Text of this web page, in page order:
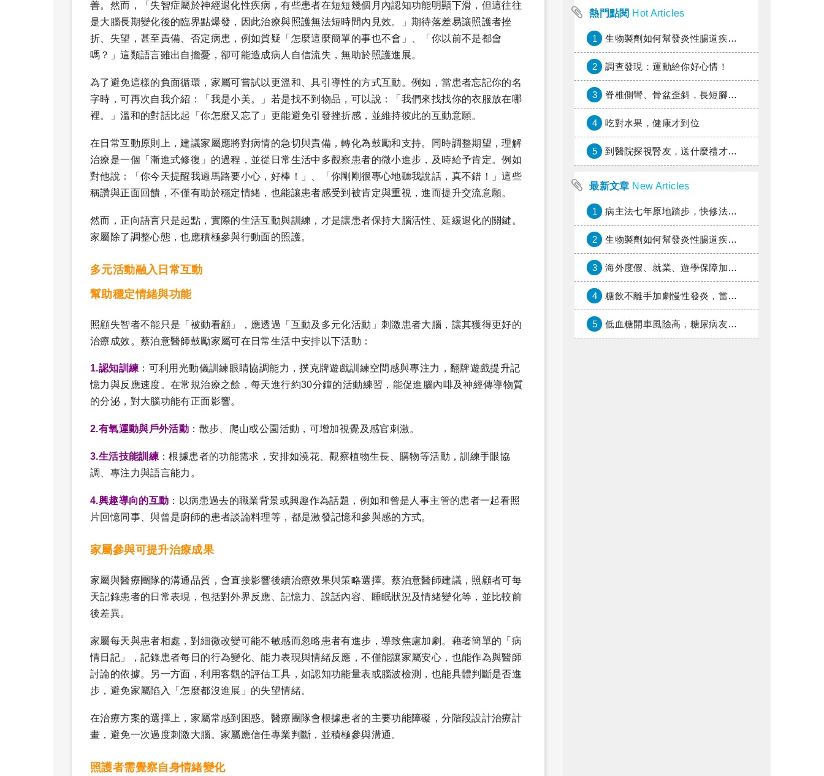
善。然而，「失智症屬於神經退化性疾病，有些患者在短短幾個月內認知功能明顯下滑，但這往往
是大腦長期變化後的臨界點爆發，因此治療與照護無法短時間內見效。」期待落差易讓照護者挫
折、失望，甚至責備、否定病患，例如質疑「怎麼這麼簡單的事也不會」、「你以前不是都會
嗎？」這類語言雖出自擔憂，卻可能造成病人自信流失，無助於照護進展。
為了避免這樣的負面循環，家屬可嘗試以更溫和、具引導性的方式互動。例如，當患者忘記你的名
字時，可再次自我介紹：「我是小美。」若是找不到物品，可以說：「我們來找找你的衣服放在哪
裡。」溫和的對話比起「你怎麼又忘了」更能避免引發挫折感，並維持彼此的互動意願。
在日常互動原則上，建議家屬應將對病情的急切與責備，轉化為鼓勵和支持。同時調整期望，理解
治療是一個「漸進式修復」的過程，並從日常生活中多觀察患者的微小進步，及時給予肯定。例如
對他說：「你今天提醒我過馬路要小心，好棒！」、「你剛剛很專心地聽我說話，真不錯！」這些
稱讚與正面回饋，不僅有助於穩定情緒，也能讓患者感受到被肯定與重視，進而提升交流意願。
然而，正向語言只是起點，實際的生活互動與訓練，才是讓患者保持大腦活性、延緩退化的關鍵。
家屬除了調整心態，也應積極參與行動面的照護。
多元活動融入日常互動
幫助穩定情緒與功能
照顧失智者不能只是「被動看顧」，應透過「互動及多元化活動」刺激患者大腦，讓其獲得更好的
治療成效。蔡泊意醫師鼓勵家屬可在日常生活中安排以下活動：
1.認知訓練：可利用光動儀訓練眼睛協調能力，撲克牌遊戲訓練空間感與專注力，翻牌遊戲提升記
憶力與反應速度。在常規治療之餘，每天進行約30分鐘的活動練習，能促進腦內啡及神經傳導物質
的分泌，對大腦功能有正面影響。
2.有氧運動與戶外活動 ：散步、爬山或公園活動，可增加視覺及感官刺激。
3.生活技能訓練 ：根據患者的功能需求，安排如澆花、觀察植物生長、購物等活動，訓練手眼協
調、專注力與語言能力。
4.興趣導向的互動 ：以病患過去的職業背景或興趣作為話題，例如和曾是人事主管的患者一起看照
片回憶同事、與曾是廚師的患者談論料理等，都是激發記憶和參與感的方式。
家屬參與可提升治療成果
家屬與醫療團隊的溝通品質，會直接影響後續治療效果與策略選擇。蔡泊意醫師建議，照顧者可每
天記錄患者的日常表現，包括對外界反應、記憶力、說話內容、睡眠狀況及情緒變化等，並比較前
後差異。
家屬每天與患者相處，對細微改變可能不敏感而忽略患者有進步，導致焦慮加劇。藉著簡單的「病
情日記」，記錄患者每日的行為變化、能力表現與情緒反應，不僅能讓家屬安心，也能作為與醫師
討論的依據。另一方面，利用客觀的評估工具，如認知功能量表或腦波檢測，也能具體判斷是否進
步，避免家屬陷入「怎麼都沒進展」的失望情緒。
在治療方案的選擇上，家屬常感到困惑。醫療團隊會根據患者的主要功能障礙，分階段設計治療計
畫，避免一次過度刺激大腦。家屬應信任專業判斷，並積極參與溝通。
照護者需覺察自身情緒變化
熱門點閱 Hot Articles
1 生物製劑如何幫發炎性腸道疾病患者抗潰瘍？治療進展與健保給付困境一次看
2 調查發現：運動給你好心情！
3 脊椎側彎、骨盆歪斜，長短腳惹的禍？
4 吃對水果，健康才到位
5 到醫院探視腎友，送什麼禮才好？
最新文章 New Articles
1 病主法七年原地踏步，快修法讓病人自主決定善終
2 生物製劑如何幫發炎性腸道疾病患者抗潰瘍？治療進展與健保給付困境一次看
3 海外度假、就業、遊學保障加倍，富邦產險「一期逐夢」專案加碼遠距醫療與緊急救援
4 糖飲不離手加劇慢性發炎，當心老化與慢性病提早報到
5 低血糖開車風險高，糖尿病友上路必學的安全守則